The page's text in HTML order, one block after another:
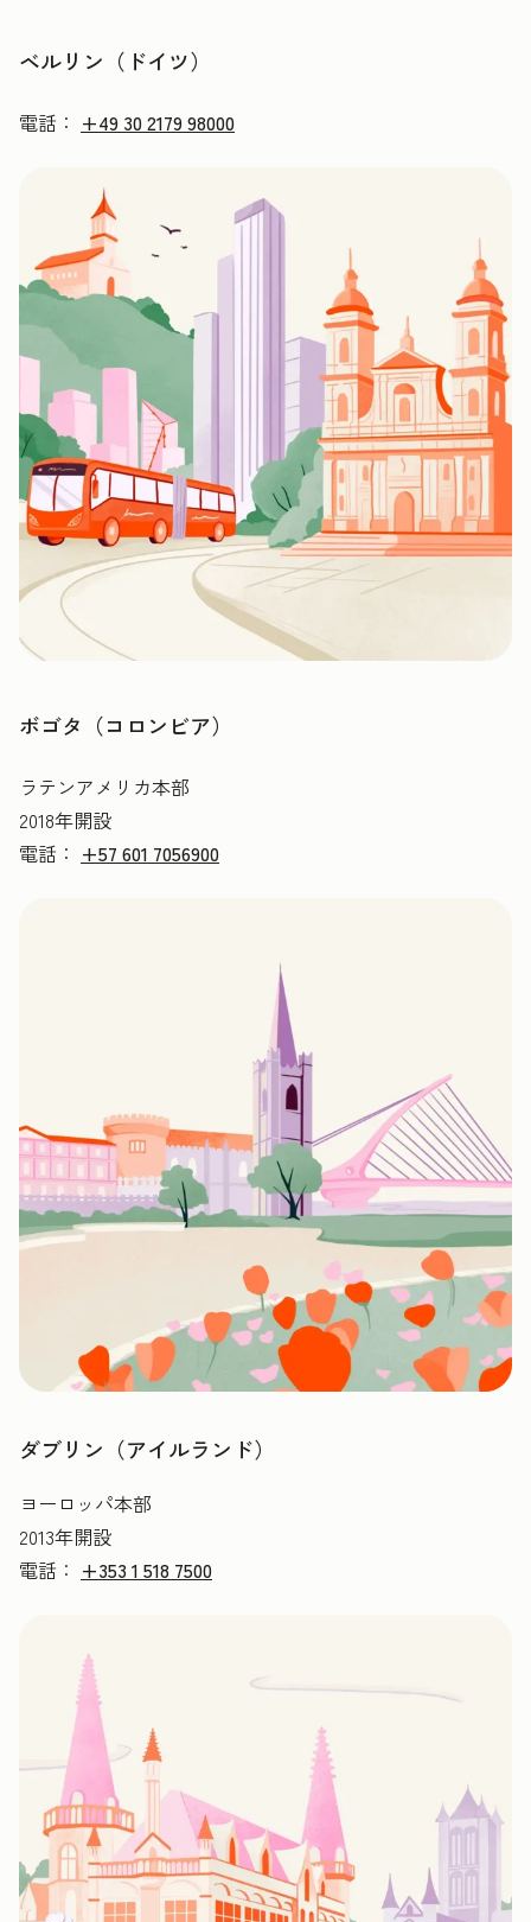
ベルリン（ドイツ）
電話： +49 30 2179 98000
ボゴタ（コロンビア）
ラテンアメリカ本部
2018年開設
電話： +57 601 7056900
ダブリン（アイルランド）
ヨーロッパ本部
2013年開設
電話： +353 1 518 7500